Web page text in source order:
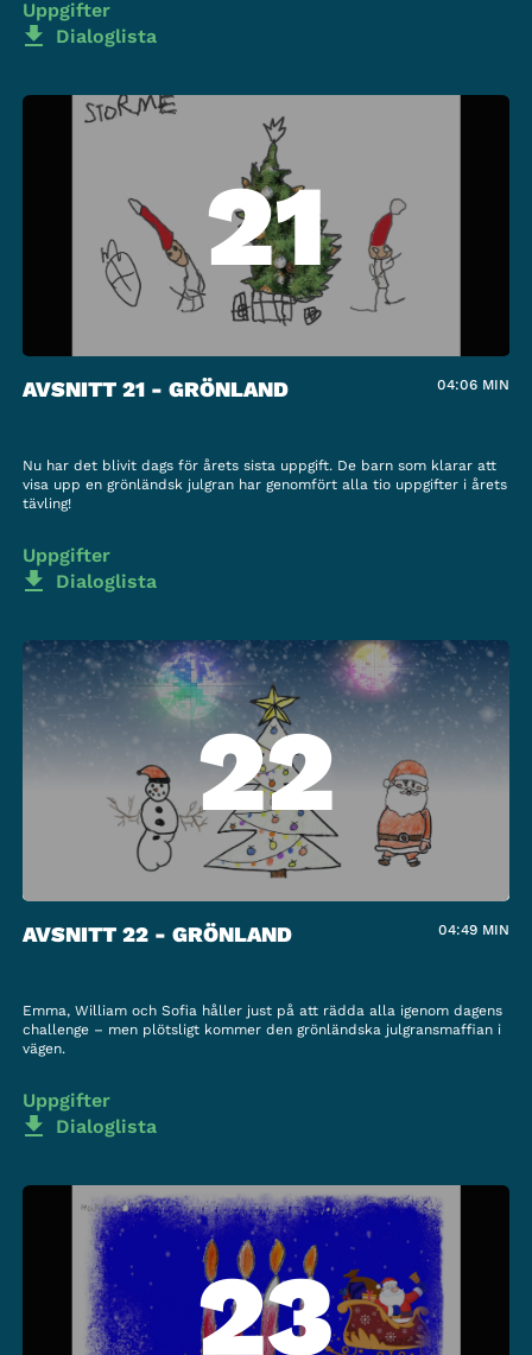
Uppgifter
Dialoglista
21
AVSNITT 21 - GRÖNLAND 04:06 MIN
Nu har det blivit dags för årets sista uppgift. De barn som klarar att
visa upp en grönländsk julgran har genomfört alla tio uppgifter i årets
tävling!
Uppgifter
Dialoglista
22
AVSNITT 22 - GRÖNLAND 04:49 MIN
Emma, William och Sofia håller just på att rädda alla igenom dagens
challenge – men plötsligt kommer den grönländska julgransmaffian i
vägen.
Uppgifter
Dialoglista
23